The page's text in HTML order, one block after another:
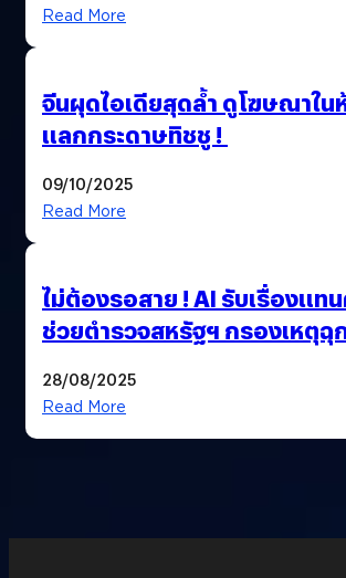
Read More
จีนผุดไอเดียสุดล้ำ ดูโฆษณาใน
แลกกระดาษทิชชู !
09/10/2025
Read More
ไม่ต้องรอสาย ! AI รับเรื่องแท
ช่วยตำรวจสหรัฐฯ กรองเหตุฉุ
28/08/2025
Read More